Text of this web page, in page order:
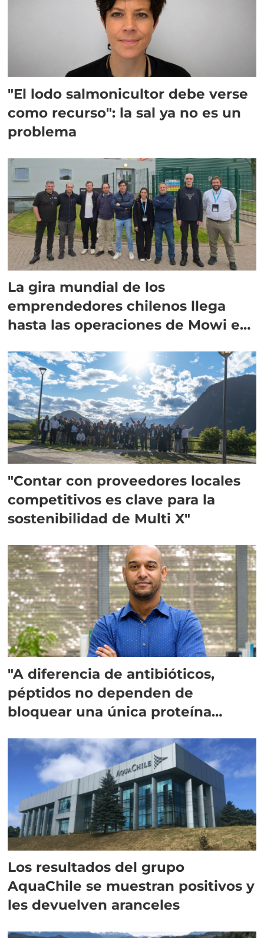
"El lodo salmonicultor debe verse
como recurso": la sal ya no es un
problema
La gira mundial de los
emprendedores chilenos llega
hasta las operaciones de Mowi en
"Contar con proveedores locales
competitivos es clave para la
sostenibilidad de Multi X"
"A diferencia de antibióticos,
péptidos no dependen de
bloquear una única proteína
Los resultados del grupo
AquaChile se muestran positivos y
les devuelven aranceles